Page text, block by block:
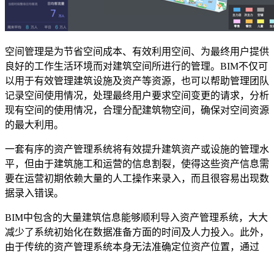
空间管理是为节省空间成本、有效利用空间、为最终用户提供
良好的工作生活环境而对建筑空间所进行的管理。 BIM不仅可
以用于有效管理建筑设施及资产等资源，也可以帮助管理团队
记录空间使用情况，处理最终用户要求空间变更的请求，分析
现有空间的使用情况，合理分配建筑物空间，确保对空间资源
的最大利用。
一套有序的资产管理系统将有效提升建筑资产或设施的管理水
平，但由于建筑施工和运营的信息割裂，使得这些资产信息需
要在运营初期依赖大量的人工操作来录入，而且很容易出现数
据录入错误。
BIM中包含的大量建筑信息能够顺利导入资产管理系统，大大
减少了系统初始化在数据准备方面的时间及人力投入。此外，
由于传统的资产管理系统本身无法准确定位资产位置，通过